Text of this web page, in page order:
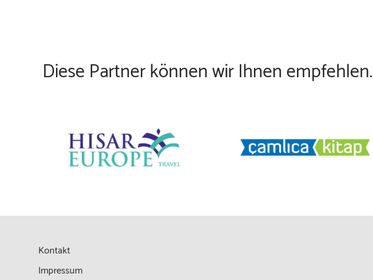
Diese Partner können wir Ihnen empfehlen.
Kontakt
Impressum